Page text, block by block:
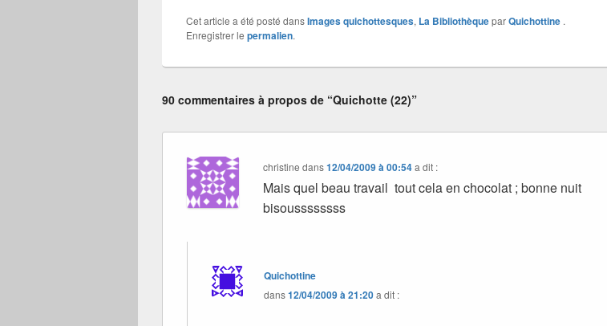
Cet article a été posté dansImages quichottesques, La BibliothèqueparQuichottine .
Enregistrer le permalien.
90 commentaires à propos de “Quichotte (22)”
christine dans12/04/2009 à 00:54a dit :
Mais quel beau travail tout cela en chocolat ; bonne nuit
bisoussssssss
Quichottine
dans12/04/2009 à 21:20a dit :